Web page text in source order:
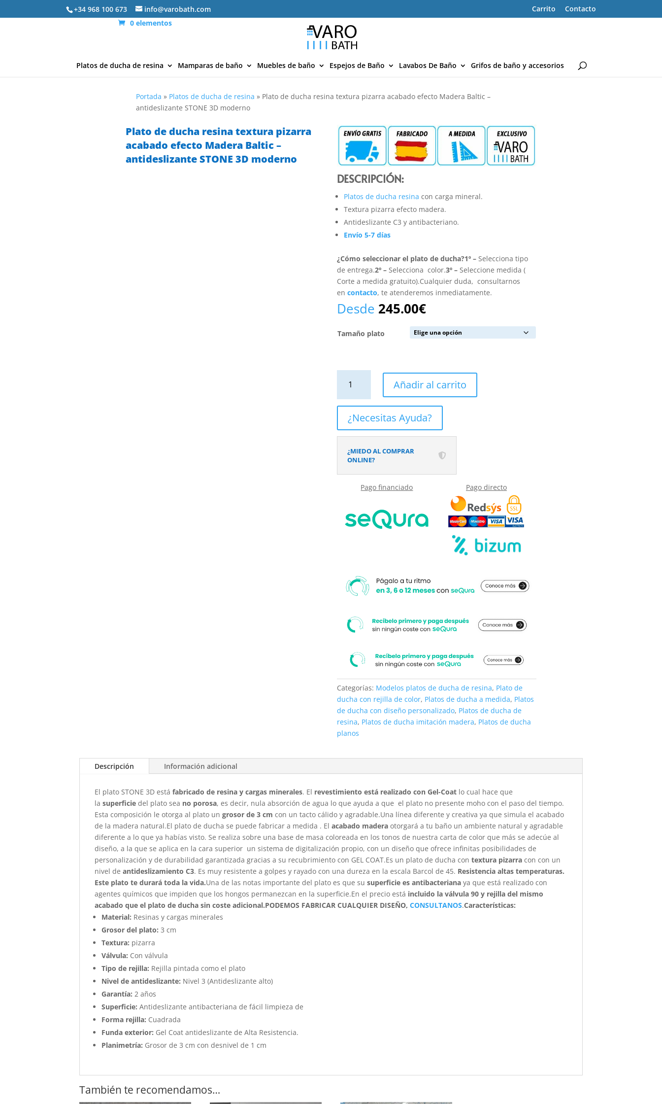
+34 968 100 673 info@varobath.com Carrito
Contacto
0 elementos
Platos de ducha de resina Mamparas de baño Muebles de baño Espejos de Baño Lavabos De Baño Grifos de baño y accesorios
Portada » Platos de ducha de resina » Plato de ducha resina textura pizarra acabado efecto Madera Baltic –
antideslizante STONE 3D moderno
Plato de ducha resina textura pizarra
acabado efecto Madera Baltic –
antideslizante STONE 3D moderno
DESCRIPCIÓN:
Platos de ducha resina con carga mineral.
Textura pizarra efecto madera.
Antideslizante C3 y antibacteriano.
Envío 5-7 días
¿Cómo seleccionar el plato de ducha?1º – Selecciona tipo
de entrega.2º – Selecciona color.3º – Seleccione medida (
Corte a medida gratuito).Cualquier duda, consultarnos
encontacto, te atenderemos inmediatamente.
Desde 245.00€
Tamaño plato
ducha
resina
textura
pizarra
efecto
Baltic
STONE
3D
Añadir al carrito
¿Necesitas Ayuda?
¿MIEDO AL COMPRAR
ONLINE?
Pago financiado Pago directo
Categorías: Modelos platos de ducha de resina, Plato de
ducha con rejilla de color, Platos de ducha a medida, Platos
de ducha con diseño personalizado, Platos de ducha de
resina, Platos de ducha imitación madera, Platos de ducha
planos
Descripción Información adicional
El plato STONE 3D estáfabricado de resina y cargas minerales. El revestimiento está realizado con Gel-Coat lo cual hace que
lasuperficiedel plato sea no porosa, es decir, nula absorción de agua lo que ayuda a que el plato no presente moho con el paso del tiempo.
Esta composición le otorga al plato un grosor de 3 cm con un tacto cálido y agradable.Una línea diferente y creativa ya que simula el acabado
de la madera natural.El plato de ducha se puede fabricar a medida . Elacabado madera otorgará a tu baño un ambiente natural y agradable
diferente a lo que ya habías visto. Se realiza sobre una base de masa coloreada en los tonos de nuestra carta de color que más se adecúe al
diseño, a la que se aplica en la cara superior un sistema de digitalización propio, con un diseño que ofrece infinitas posibilidades de
personalización y de durabilidad garantizada gracias a su recubrimiento con GEL COAT.Es un plato de ducha con textura pizarra con con un
nivel deantideslizamiento C3. Es muy resistente a golpes y rayado con una dureza en la escala Barcol de 45. Resistencia altas temperaturas.
Este plato te durará toda la vida.Una de las notas importante del plato es que susuperficie es antibacterianaya que está realizado con
agentes químicos que impiden que los hongos permanezcan en la superficie.En el precio está incluido la válvula 90 y rejilla del mismo
acabado que el plato de ducha sin coste adicional.PODEMOS FABRICAR CUALQUIER DISEÑO,CONSULTANOS.Características:
Material: Resinas y cargas minerales
Grosor del plato: 3 cm
Textura: pizarra
Válvula: Con válvula
Tipo de rejilla: Rejilla pintada como el plato
Nivel de antideslizante: Nivel 3 (Antideslizante alto)
Garantía: 2 años
Superficie: Antideslizante antibacteriana de fácil limpieza de
Forma rejilla: Cuadrada
Funda exterior: Gel Coat antideslizante de Alta Resistencia.
Planimetría: Grosor de 3 cm con desnivel de 1 cm
También te recomendamos…